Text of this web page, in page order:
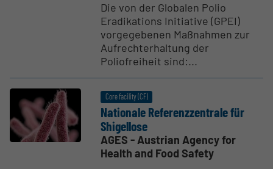
Die von der Globalen Polio
Eradikations Initiative (GPEI)
vorgegebenen Maßnahmen zur
Aufrechterhaltung der
Poliofreiheit sind:...
Core facility (CF)
Nationale Referenzzen­trale für
Shigellose
AGES - Austrian Agency for
Health and Food Safety